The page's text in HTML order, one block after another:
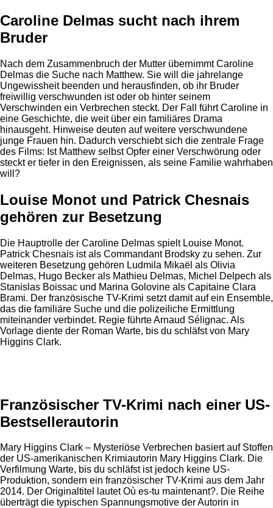
Caroline Delmas sucht nach ihrem
Bruder
Nach dem Zusammenbruch der Mutter übernimmt Caroline
Delmas die Suche nach Matthew. Sie will die jahrelange
Ungewissheit beenden und herausfinden, ob ihr Bruder
freiwillig verschwunden ist oder ob hinter seinem
Verschwinden ein Verbrechen steckt. Der Fall führt Caroline in
eine Geschichte, die weit über ein familiäres Drama
hinausgeht. Hinweise deuten auf weitere verschwundene
junge Frauen hin. Dadurch verschiebt sich die zentrale Frage
des Films: Ist Matthew selbst Opfer einer Verschwörung oder
steckt er tiefer in den Ereignissen, als seine Familie wahrhaben
will?
Louise Monot und Patrick Chesnais
gehören zur Besetzung
Die Hauptrolle der Caroline Delmas spielt Louise Monot.
Patrick Chesnais ist als Commandant Brodsky zu sehen. Zur
weiteren Besetzung gehören Ludmila Mikaël als Olivia
Delmas, Hugo Becker als Mathieu Delmas, Michel Delpech als
Stanislas Boissac und Marina Golovine als Capitaine Clara
Brami. Der französische TV-Krimi setzt damit auf ein Ensemble,
das die familiäre Suche und die polizeiliche Ermittlung
miteinander verbindet. Regie führte Arnaud Sélignac. Als
Vorlage diente der Roman Warte, bis du schläfst von Mary
Higgins Clark.
Französischer TV-Krimi nach einer US-
Bestsellerautorin
Mary Higgins Clark – Mysteriöse Verbrechen basiert auf Stoffen
der US-amerikanischen Krimiautorin Mary Higgins Clark. Die
Verfilmung Warte, bis du schläfst ist jedoch keine US-
Produktion, sondern ein französischer TV-Krimi aus dem Jahr
2014. Der Originaltitel lautet Où es-tu maintenant?. Die Reihe
überträgt die typischen Spannungsmotive der Autorin in